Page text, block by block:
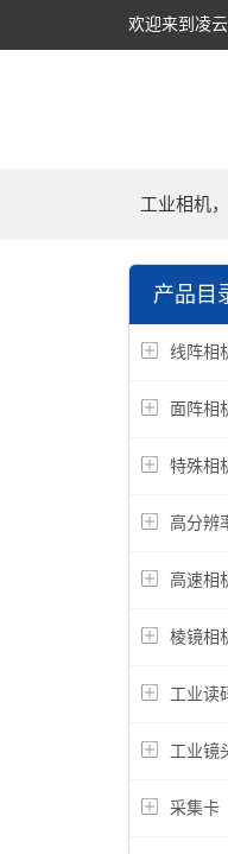
欢迎来到凌
工业相机
产品目
线阵相
面阵相
特殊相
高分辨
高速相
棱镜相
工业读
工业镜
采集卡